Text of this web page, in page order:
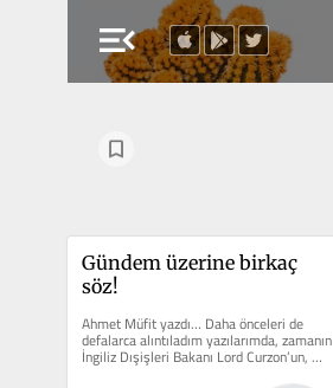
menu_open
Gündem üzerine birkaç
söz!
Ahmet Müfit yazdı… Daha önceleri de
defalarca alıntıladım yazılarımda, zamanın
İngiliz Dışişleri Bakanı Lord Curzon’un,
Lozan...